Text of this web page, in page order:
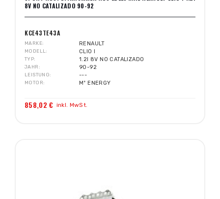
8V NO CATALIZADO 90-92
KCE43TE43A
MARKE RENAULT
MODELL CLIO I
TYP 1.2I 8V NO CATALIZADO
JAHR 90-92
LEISTUNG ---
MOTOR Mº ENERGY
858,02 € inkl. MwSt.